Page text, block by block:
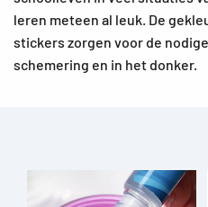
leren meteen al leuk. De
stickers zorgen voor de
schemering en in het donker.